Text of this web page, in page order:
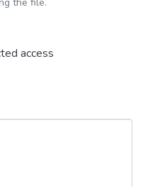
access